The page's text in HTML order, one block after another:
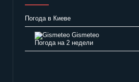
Погода в Киеве
Gismeteo
Погода на 2 недели